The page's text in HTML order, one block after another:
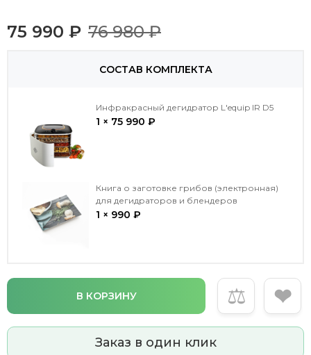
75 990 ₽ 76 980 ₽
СОСТАВ КОМПЛЕКТА
Инфракрасный дегидратор L'equip IR D5
1 × 75 990 ₽
Книга о заготовке грибов (электронная)
для дегидраторов и блендеров
1 × 990 ₽
В КОРЗИНУ ⚖ ❤
Заказ в один клик